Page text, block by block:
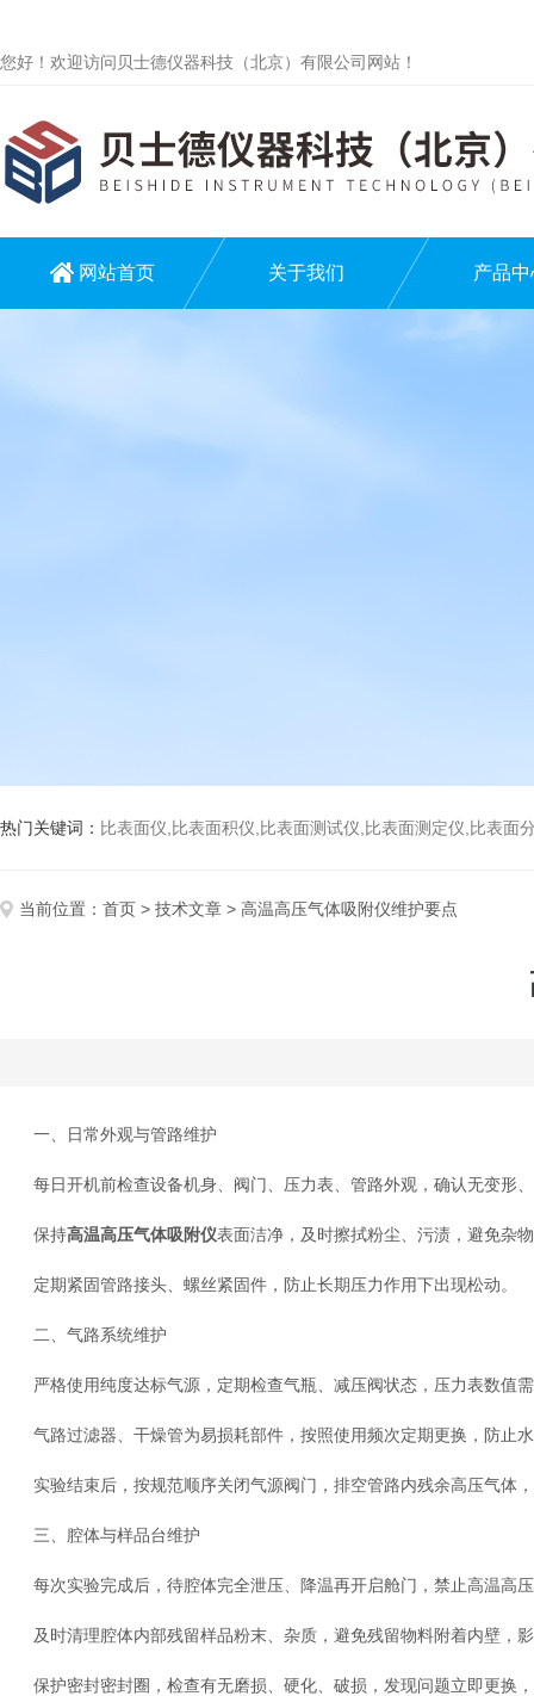
您好！欢迎访问贝士德仪器科技（北京）有限公司网站！
网站首页 关于我们 产品中
热门关键词： 比表面仪,比表面积仪,比表面测试仪,比表面测定仪,比表面分析仪,比表
当前位置： 首页 > 技术文章 > 高温高压气体吸附仪维护要点
一、日常外观与管路维护
每日开机前检查设备机身、阀门、压力表、管路外观，确认无变形
保持高温高压气体吸附仪表面洁净，及时擦拭粉尘、污渍，避免杂
定期紧固管路接头、螺丝紧固件，防止长期压力作用下出现松动。
二、气路系统维护
严格使用纯度达标气源，定期检查气瓶、减压阀状态，压力表数值
气路过滤器、干燥管为易损耗部件，按照使用频次定期更换，防止
实验结束后，按规范顺序关闭气源阀门，排空管路内残余高压气体
三、腔体与样品台维护
每次实验完成后，待腔体完全泄压、降温再开启舱门，禁止高温高
及时清理腔体内部残留样品粉末、杂质，避免残留物料附着内壁，
保护密封密封圈，检查有无磨损、硬化、破损，发现问题立即更换